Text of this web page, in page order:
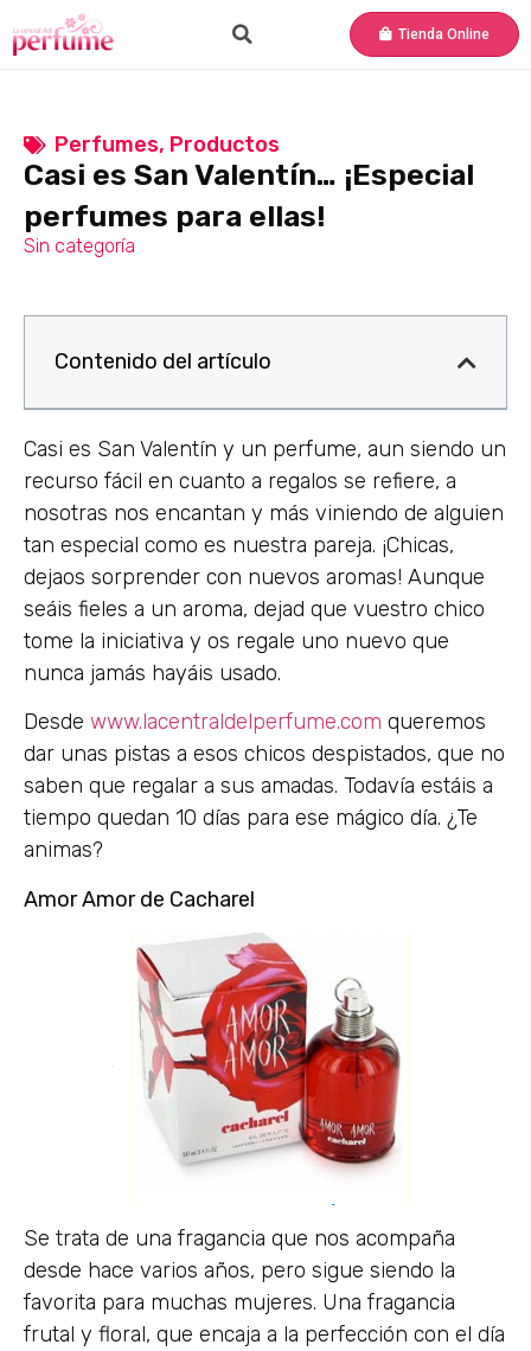
Tienda Online
Perfumes, Productos
Casi es San Valentín… ¡Especial
perfumes para ellas!
Sin categoría
Contenido del artículo
Casi es San Valentín y un perfume, aun siendo un
recurso fácil en cuanto a regalos se refiere, a
nosotras nos encantan y más viniendo de alguien
tan especial como es nuestra pareja. ¡Chicas,
dejaos sorprender con nuevos aromas! Aunque
seáis fieles a un aroma, dejad que vuestro chico
tome la iniciativa y os regale uno nuevo que
nunca jamás hayáis usado.
Desde www.lacentraldelperfume.com queremos
dar unas pistas a esos chicos despistados, que no
saben que regalar a sus amadas. Todavía estáis a
tiempo quedan 10 días para ese mágico día. ¿Te
animas?
Amor Amor de Cacharel
Se trata de una fragancia que nos acompaña
desde hace varios años, pero sigue siendo la
favorita para muchas mujeres. Una fragancia
frutal y floral, que encaja a la perfección con el día